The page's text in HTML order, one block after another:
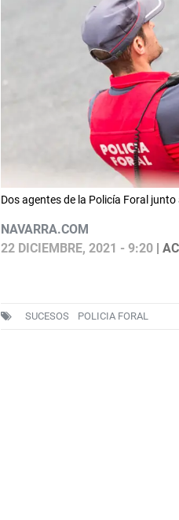
Dos agentes de la Policía Foral
NAVARRA.COM
22 DICIEMBRE, 2021 - 9:20|
SUCESOS POLICIA FORAL